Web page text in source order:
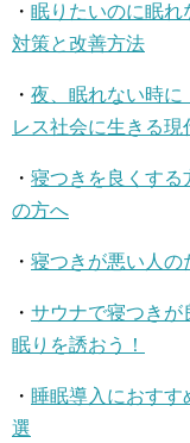
・ 眠りたいのに眠
対策と改善方法
・ 夜、眠れない時に
レス社会に生きる現
・ 寝つきを良くする
の方へ
・ 寝つきが悪い人の
・ サウナで寝つきが
眠りを誘おう！
・ 睡眠導入におすす
選